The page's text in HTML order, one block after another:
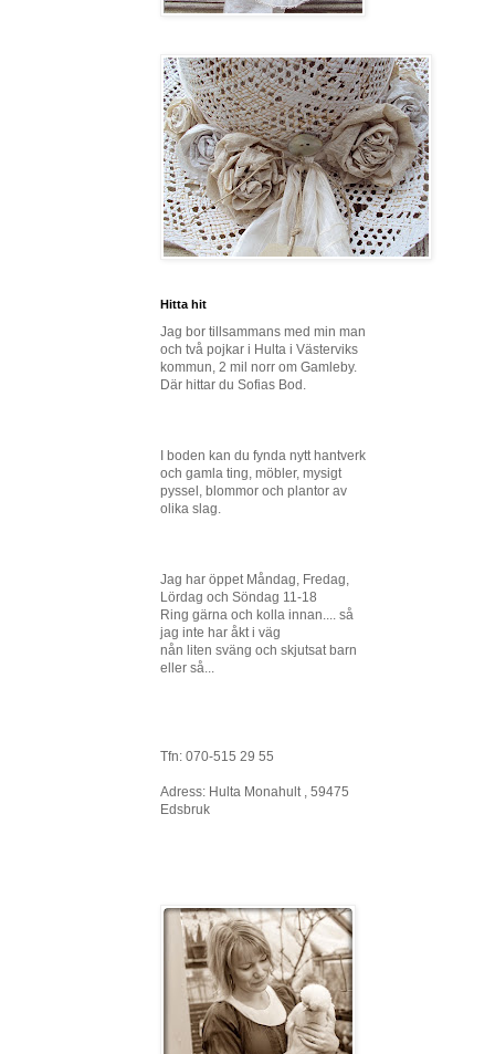
Hitta hit
Jag bor tillsammans med min man
och två pojkar i Hulta i Västerviks
kommun, 2 mil norr om Gamleby.
Där hittar du Sofias Bod.
I boden kan du fynda nytt hantverk
och gamla ting, möbler, mysigt
pyssel, blommor och plantor av
olika slag.
Jag har öppet Måndag, Fredag,
Lördag och Söndag 11-18
Ring gärna och kolla innan.... så
jag inte har åkt i väg
nån liten sväng och skjutsat barn
eller så...
Tfn: 070-515 29 55
Adress: Hulta Monahult , 59475
Edsbruk